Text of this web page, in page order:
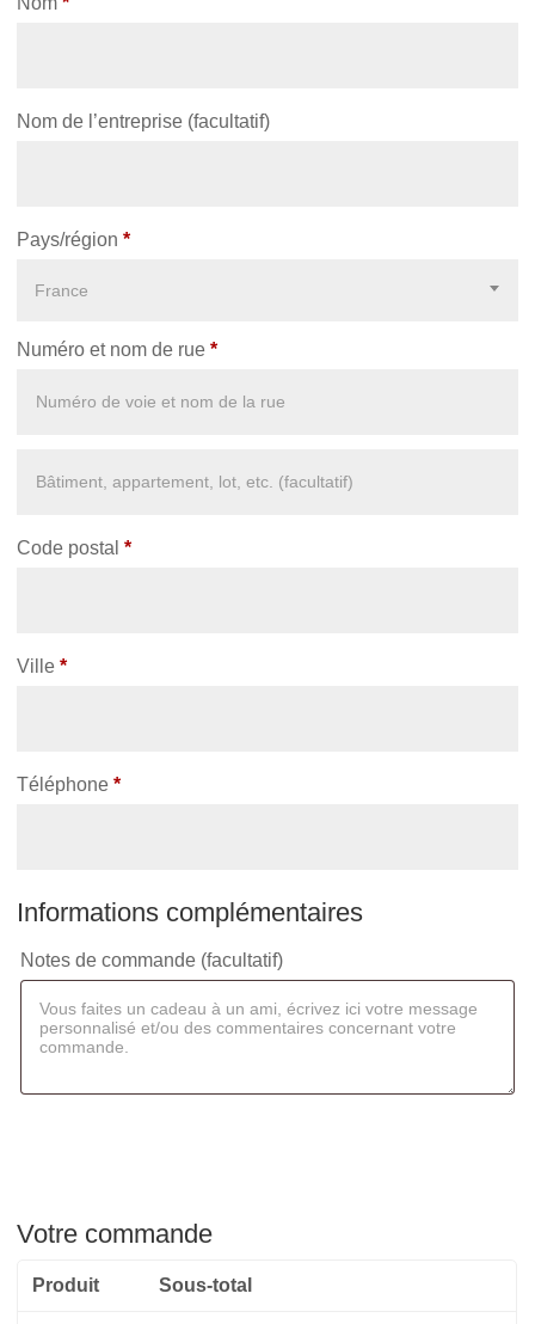
Nom de l’entreprise (facultatif)
Pays/région *
France
Numéro et nom de rue *
unité,
Code postal *
Ville *
Téléphone *
Informations complémentaires
Notes de commande (facultatif)
Votre commande
Produit Sous-total